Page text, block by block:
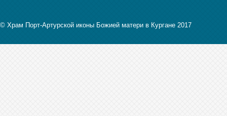
© Храм Порт-Артурской иконы Божией матери в Кургане 2017